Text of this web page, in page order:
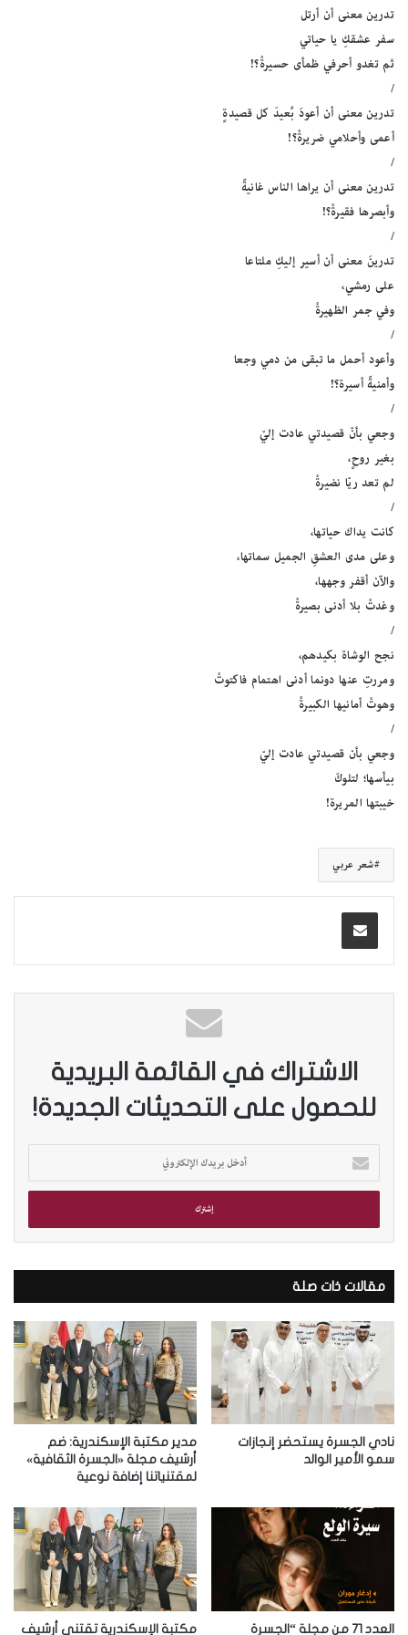
تدرين معنى أن أرتل
سفر عشقكِ يا حياتي
ثم تغدو أحرفي ظمأى حسيرةْ؟!
/
تدرين معنى أن أعودَ بُعيدَ كل قصيدةٍ
أعمى وأحلامي ضريرةْ؟!
/
تدرين معنى أن يراها الناس غانيةً
وأبصرها فقيرةْ؟!
/
تدرينَ معنى أن أسير إليكِ ملتاعا
على رمشي،
وفي جمر الظهيرةْ
/
وأعود أحمل ما تبقى من دمي وجعا
وأمنيةً أسيرة؟!
/
وجعي بأنّ قصيدتي عادت إليّ
بغير روحٍ،
لم تعد ريّا نضيرةْ
/
كانت يداك حياتها،
وعلى مدى العشقِ الجميل سماتها،
والآن أقفر وجهها،
وغدتْ بلا أدنى بصيرةْ
/
نجح الوشاة بكيدهم،
ومررتِ عنها دونما أدنى اهتمام فاكتوتْ
وهوتْ أمانيها الكبيرةْ
/
وجعي بأن قصيدتي عادت إليّ
بيأسها؛ لتلوكَ
خيبتها المريرة!
شعر عربي
الاشتراك في القائمة البريدية
للحصول على التحديثات الجديدة!
خ
ب
ي
د
ك
ا
ل
إ
ك
ت
ر
و
مقالات ذات صلة
نادي الجسرة يستحضر إنجازات
سمو الأمير الوالد
مدير مكتبة الإسكندرية: ضم
أرشيف مجلة «الجسرة الثقافية»
لمقتنياتنا إضافة نوعية
العدد 71 من مجلة “الجسرة مكتبة الإسكندرية تقتني أرشيف